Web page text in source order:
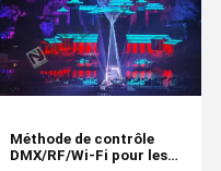
Méthode de contrôle
DMX/RF/Wi-Fi pour les